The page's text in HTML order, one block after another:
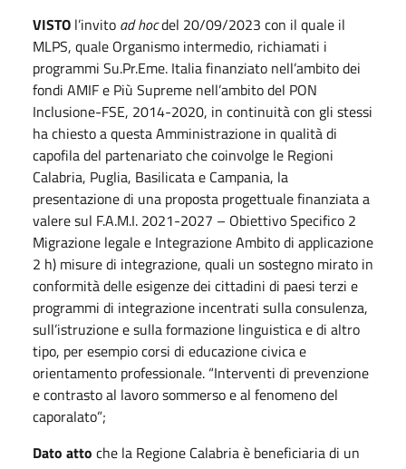
VISTO l’invito ad hocdel 20/09/2023 con il quale il
MLPS, quale Organismo intermedio, richiamati i
programmi Su.Pr.Eme. Italia finanziato nell’ambito dei
fondi AMIF e Più Supreme nell’ambito del PON
Inclusione-FSE, 2014-2020, in continuità con gli stessi
ha chiesto a questa Amministrazione in qualità di
capofila del partenariato che coinvolge le Regioni
Calabria, Puglia, Basilicata e Campania, la
presentazione di una proposta progettuale finanziata a
valere sul F.A.M.I. 2021-2027 – Obiettivo Specifico 2
Migrazione legale e Integrazione Ambito di applicazione
2 h) misure di integrazione, quali un sostegno mirato in
conformità delle esigenze dei cittadini di paesi terzi e
programmi di integrazione incentrati sulla consulenza,
sull’istruzione e sulla formazione linguistica e di altro
tipo, per esempio corsi di educazione civica e
orientamento professionale. “Interventi di prevenzione
e contrasto al lavoro sommerso e al fenomeno del
caporalato”;
Dato atto che la Regione Calabria è beneficiaria di un